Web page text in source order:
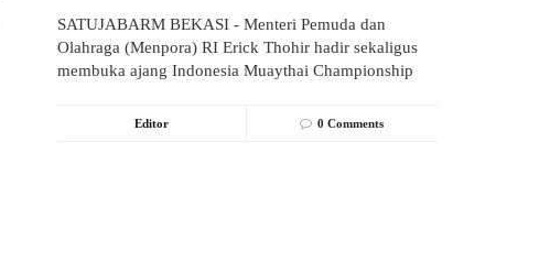
SATUJABARM BEKASI - Menteri Pemuda dan
Olahraga (Menpora) RI Erick Thohir hadir sekaligus
membuka ajang Indonesia Muaythai Championship
Editor 0 Comments